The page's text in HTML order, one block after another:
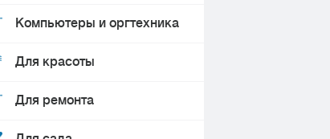
Компьютеры и оргтехника
Для красоты
Для ремонта